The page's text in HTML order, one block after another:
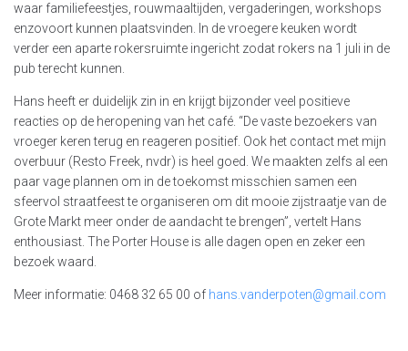
waar familiefeestjes, rouwmaaltijden, vergaderingen, workshops
enzovoort kunnen plaatsvinden. In de vroegere keuken wordt
verder een aparte rokersruimte ingericht zodat rokers na 1 juli in de
pub terecht kunnen.
Hans heeft er duidelijk zin in en krijgt bijzonder veel positieve
reacties op de heropening van het café. “De vaste bezoekers van
vroeger keren terug en reageren positief. Ook het contact met mijn
overbuur (Resto Freek, nvdr) is heel goed. We maakten zelfs al een
paar vage plannen om in de toekomst misschien samen een
sfeervol straatfeest te organiseren om dit mooie zijstraatje van de
Grote Markt meer onder de aandacht te brengen”, vertelt Hans
enthousiast. The Porter House is alle dagen open en zeker een
bezoek waard.
Meer informatie: 0468 32 65 00 of hans.vanderpoten@gmail.com